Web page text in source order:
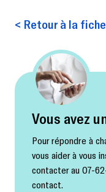
< Retour à la
Vous avez
Pour répondre à
vous aider à vous
contacter au 07-
contact.